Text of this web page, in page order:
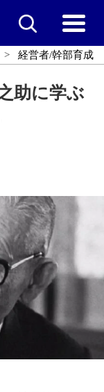
経営者/幹部育成
助に学ぶ